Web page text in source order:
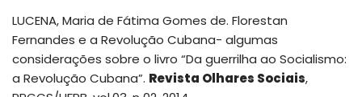
LUCENA, Maria de Fátima Gomes de. Florestan
Fernandes e a Revolução Cubana- algumas
considerações sobre o livro “Da guerrilha ao Socialismo:
a Revolução Cubana”. Revista Olhares Sociais,